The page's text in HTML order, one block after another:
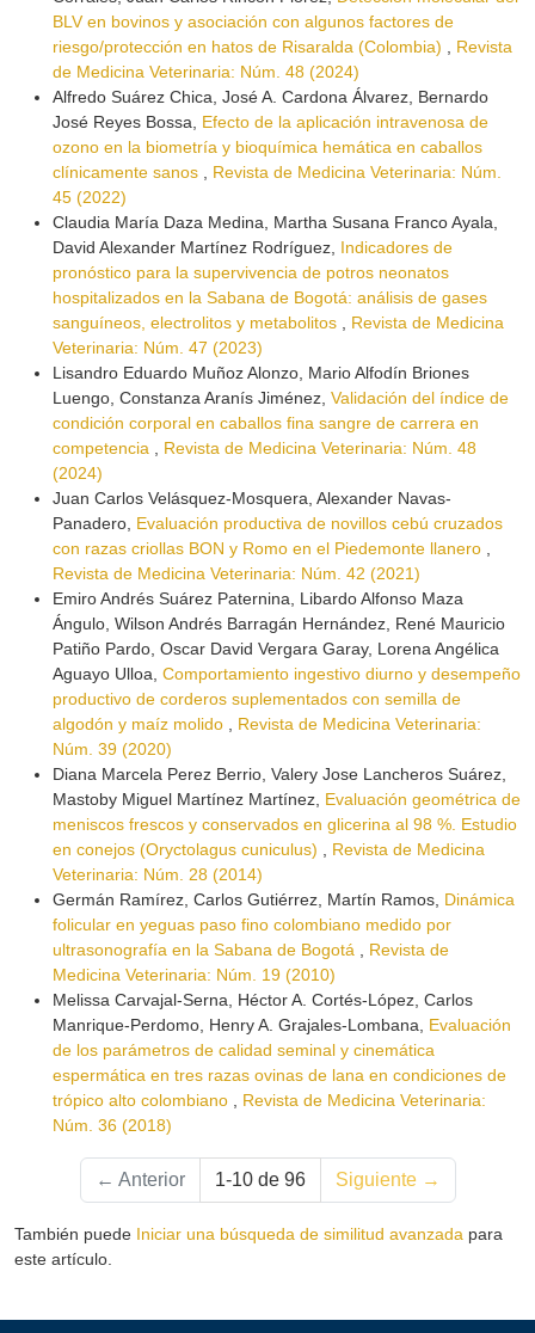
BLV en bovinos y asociación con algunos factores de
riesgo/protección en hatos de Risaralda (Colombia)
Revista
de Medicina Veterinaria: Núm. 48 (2024)
Alfredo Suárez Chica, José A. Cardona Álvarez, Bernardo
José Reyes Bossa, Efecto de la aplicación intravenosa de
ozono en la biometría y bioquímica hemática en caballos
clínicamente sanos
Revista de Medicina Veterinaria: Núm.
45 (2022)
Claudia María Daza Medina, Martha Susana Franco Ayala,
David Alexander Martínez Rodríguez, Indicadores de
pronóstico para la supervivencia de potros neonatos
hospitalizados en la Sabana de Bogotá: análisis de gases
sanguíneos, electrolitos y metabolitos
Revista de Medicina
Veterinaria: Núm. 47 (2023)
Lisandro Eduardo Muñoz Alonzo, Mario Alfodín Briones
Luengo, Constanza Aranís Jiménez, Validación del índice de
condición corporal en caballos fina sangre de carrera en
competencia
Revista de Medicina Veterinaria: Núm. 48
(2024)
Juan Carlos Velásquez-Mosquera, Alexander Navas-
Panadero, Evaluación productiva de novillos cebú cruzados
con razas criollas BON y Romo en el Piedemonte llanero
Revista de Medicina Veterinaria: Núm. 42 (2021)
Emiro Andrés Suárez Paternina, Libardo Alfonso Maza
Ángulo, Wilson Andrés Barragán Hernández, René Mauricio
Patiño Pardo, Oscar David Vergara Garay, Lorena Angélica
Aguayo Ulloa, Comportamiento ingestivo diurno y desempeño
productivo de corderos suplementados con semilla de
algodón y maíz molido
Revista de Medicina Veterinaria:
Núm. 39 (2020)
Diana Marcela Perez Berrio, Valery Jose Lancheros Suárez,
Mastoby Miguel Martínez Martínez, Evaluación geométrica de
meniscos frescos y conservados en glicerina al 98 %. Estudio
en conejos (Oryctolagus cuniculus)
Revista de Medicina
Veterinaria: Núm. 28 (2014)
Germán Ramírez, Carlos Gutiérrez, Martín Ramos, Dinámica
folicular en yeguas paso fino colombiano medido por
ultrasonografía en la Sabana de Bogotá
Revista de
Medicina Veterinaria: Núm. 19 (2010)
Melissa Carvajal-Serna, Héctor A. Cortés-López, Carlos
Manrique-Perdomo, Henry A. Grajales-Lombana, Evaluación
de los parámetros de calidad seminal y cinemática
espermática en tres razas ovinas de lana en condiciones de
trópico alto colombiano
Revista de Medicina Veterinaria:
Núm. 36 (2018)
← Anterior 1-10 de 96 Siguiente →
También puede Iniciar una búsqueda de similitud avanzada para
este artículo.